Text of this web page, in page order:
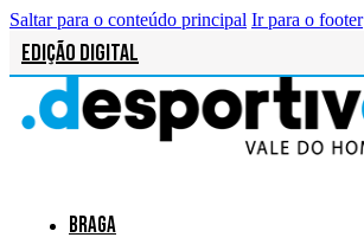
Saltar para o conteúdo principal Ir para o footer
Edição Digital
Braga